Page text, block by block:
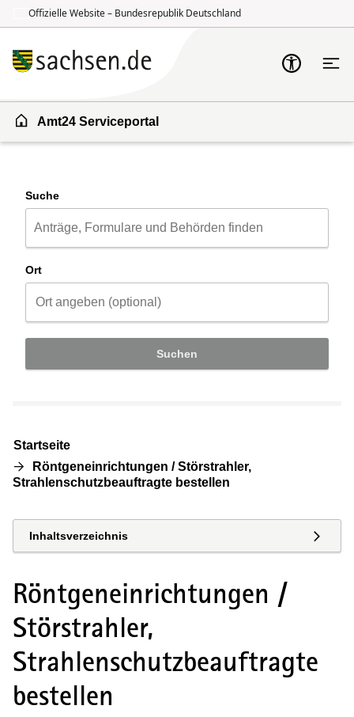
Offizielle Website – Bundesrepublik Deutschland
Amt24 Serviceportal
Suche
Ort
Suchen
Startseite
Röntgeneinrichtungen / Störstrahler,
Strahlenschutzbeauftragte bestellen
Inhaltsverzeichnis
Röntgeneinrichtungen /
Störstrahler,
Strahlenschutzbeauftragte
bestellen